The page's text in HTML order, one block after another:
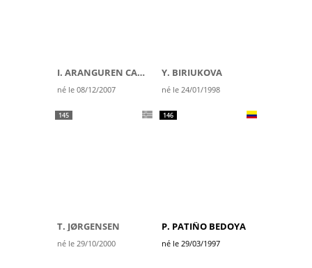
I. ARANGUREN CARBAYEDA
né le 08/12/2007
Y. BIRIUKOVA
né le 24/01/1998
145
T. JØRGENSEN
né le 29/10/2000
146
P. PATIÑO BEDOYA
né le 29/03/1997